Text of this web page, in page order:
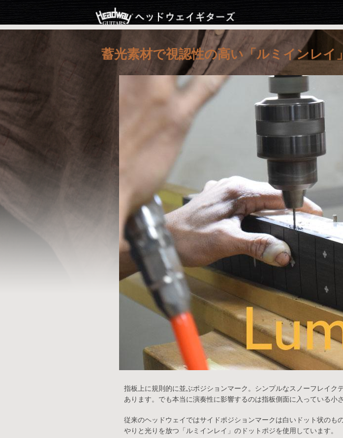
Jump to
蓄光素材で視認性の高い「ルミインレイ
指板上に規則的に並ぶポジションマーク。シンプルなスノーフレイク
あります。でも本当に演奏性に影響するのは指板側面に入っている小
従来のヘッドウェイではサイドポジションマークは白いドット状の
やりと光りを放つ「ルミインレイ」のドットポジを使用しています。